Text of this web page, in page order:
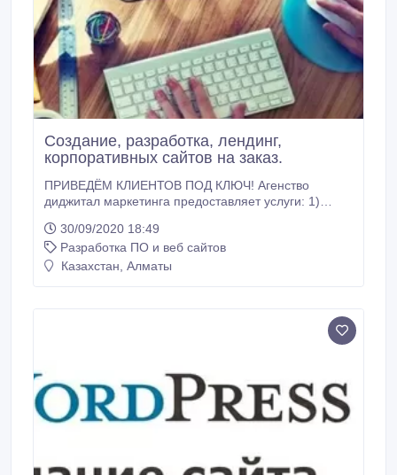
Создание, разработка, лендинг,
корпоративных сайтов на заказ.
ПРИВЕДЁМ КЛИЕНТОВ ПОД КЛЮЧ! Агенство
диджитал маркетинга предоставляет услуги: 1)
(посадочные, лендинг пейдж) страницы,
многостраничники, сайты-визитки, интернет
магазины. 2) Настройка контекстной рекламы в
30/09/2020 18:49
Разработка ПО и веб сайтов
Казахстан, Алматы